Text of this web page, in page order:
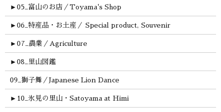
► 05_富山のお店／Toyama's Shop
► 06_特産品・お土産／ Special product, Souvenir
► 07_農業／Agriculture
► 08_里山図鑑
09_獅子舞／Japanese Lion Dance
► 10_氷見の里山・Satoyama at Himi